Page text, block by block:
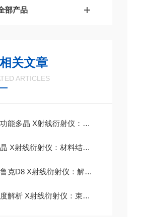
部产品
相关文章
ARTICLES
多晶 X射线衍射仪：深度材料研究的综合表征方案
射线衍射仪：材料结构表征的常规工具与选型参考
D8 X射线衍射仪：解锁材料微观奥秘的“黄金钥匙”
X射线衍射仪：束蕴仪器携布鲁克 D8 ADVANCE 赋能产业升级